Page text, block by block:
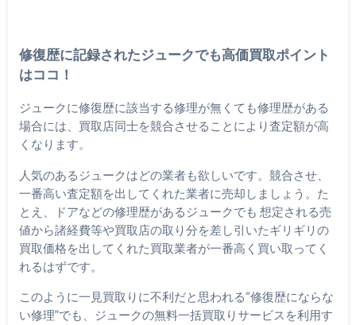
修復歴に記録されたジュークでも高価買取ポイント
はココ！
ジュークに修復歴に該当する修理が無くても修理歴がある
場合には、買取店同士を競合させることにより査定額が高
くなります。
人気のあるジュークはどの業者も欲しいです。競合させ、
一番高い査定額を出してくれた業者に売却しましょう。た
とえ、ドアなどの修理歴があるジュークでも 想定される売
値から諸経費等や買取店の取り分を差し引いたギリギリの
買取価格を出してくれた買取業者が一番高く買い取ってく
れるはずです。
このように一見買取りに不利だと思われる“修復歴にならな
い修理”でも、ジュークの無料一括買取りサービスを利用す